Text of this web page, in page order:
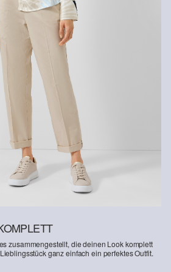
zusammengestellt, die deinen Look komplett
ganz einfach ein perfektes Outfit.